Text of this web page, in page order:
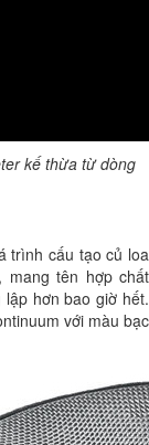
kế thừa từ dòng
trình cấu tạo củ loa
mang tên hợp chất
lập hơn bao giờ hết.
với màu bạc